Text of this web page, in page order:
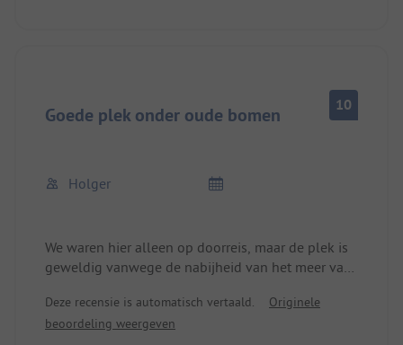
Goede plek onder oude bomen 10
Holger
We waren hier alleen op doorreis, maar de plek is
geweldig vanwege de nabijheid van het meer van
uitvalsbasis voor verdere verkenningen. Inchecken
was gemakkelijk, je kunt kiezen tussen een
Deze recensie is automatisch vertaald.
Originele
beoordeling weergeven